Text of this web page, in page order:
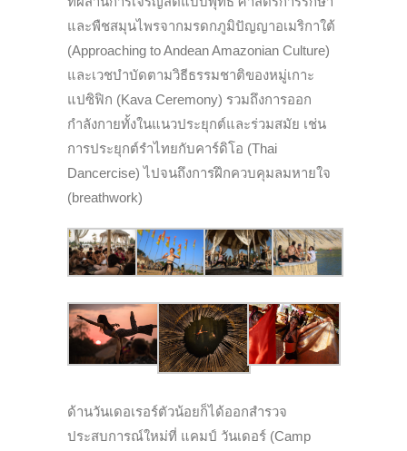
และพืชสมุนไพรจากมรดกภูมิปัญญาอเมริกาใต้
(Approaching to Andean Amazonian Culture)
และเวชบำบัดตามวิธีธรรมชาติของหมู่เกาะ
แปซิฟิก (Kava Ceremony) รวมถึงการออก
กำลังกายทั้งในแนวประยุกต์และร่วมสมัย เช่น
การประยุกต์รำไทยกับคาร์ดิโอ (Thai
Dancercise) ไปจนถึงการฝึกควบคุมลมหายใจ
(breathwork)
ด้านวันเดอเรอร์ตัวน้อยก็ได้ออกสำรวจ
ประสบการณ์ใหม่ที่ แคมป์ วันเดอร์ (Camp